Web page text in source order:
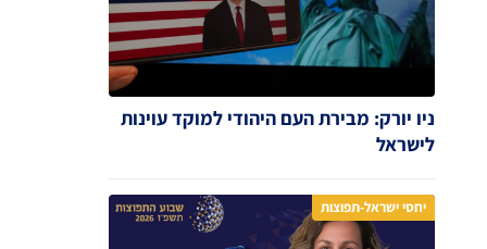
ניו יורק: מבירת העם היהודי למוקד עוינות
לישראל
יחסי ישראל-תפוצות